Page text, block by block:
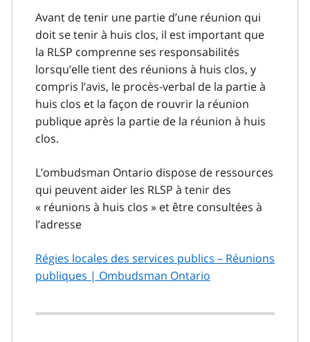
Avant de tenir une partie d’une réunion qui
doit se tenir à huis clos, il est important que
la RLSP comprenne ses responsabilités
lorsqu’elle tient des réunions à huis clos, y
compris l’avis, le procès-verbal de la partie à
huis clos et la façon de rouvrir la réunion
publique après la partie de la réunion à huis
clos.
L’ombudsman Ontario dispose de ressources
qui peuvent aider les RLSP à tenir des
« réunions à huis clos » et être consultées à
l’adresse
Régies locales des services publics – Réunions
publiques | Ombudsman Ontario